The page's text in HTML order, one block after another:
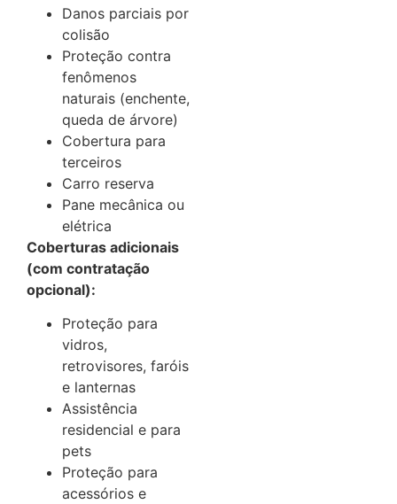
Danos parciais por
colisão
Proteção contra
fenômenos
naturais (enchente,
queda de árvore)
Cobertura para
terceiros
Carro reserva
Pane mecânica ou
elétrica
Coberturas adicionais
(com contratação
opcional):
Proteção para
vidros,
retrovisores, faróis
e lanternas
Assistência
residencial e para
pets
Proteção para
acessórios e